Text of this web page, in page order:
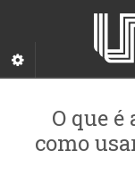
O que
como